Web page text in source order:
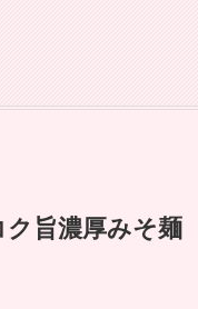
旨濃厚みそ麺